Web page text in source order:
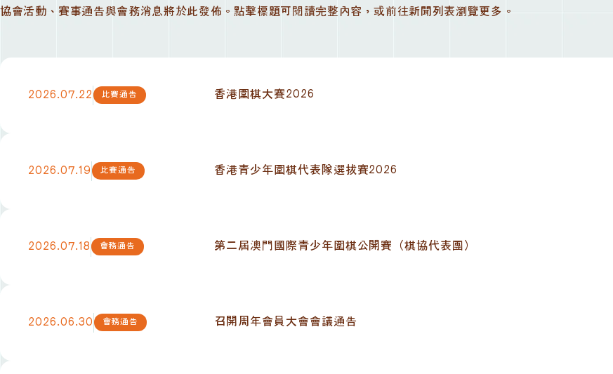
協會活動、賽事通告與會務消息將於此發佈。點擊標題可閱讀完整內容，或前往新聞列表瀏覽更多。
2026.07.22 比賽通告 香港圍棋大賽2026
2026.07.19 比賽通告 香港青少年圍棋代表隊選拔賽2026
2026.07.18 會務通告 第二屆澳門國際青少年圍棋公開賽（棋協代表團）
2026.06.30 會務通告 召開周年會員大會會議通告